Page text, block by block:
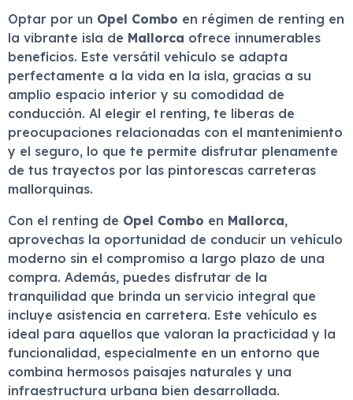
Optar por un Opel Combo en régimen de renting en
la vibrante isla de Mallorca ofrece innumerables
beneficios. Este versátil vehículo se adapta
perfectamente a la vida en la isla, gracias a su
amplio espacio interior y su comodidad de
conducción. Al elegir el renting, te liberas de
preocupaciones relacionadas con el mantenimiento
y el seguro, lo que te permite disfrutar plenamente
de tus trayectos por las pintorescas carreteras
mallorquinas.
Con el renting de Opel Combo en Mallorca,
aprovechas la oportunidad de conducir un vehículo
moderno sin el compromiso a largo plazo de una
compra. Además, puedes disfrutar de la
tranquilidad que brinda un servicio integral que
incluye asistencia en carretera. Este vehículo es
ideal para aquellos que valoran la practicidad y la
funcionalidad, especialmente en un entorno que
combina hermosos paisajes naturales y una
infraestructura urbana bien desarrollada.